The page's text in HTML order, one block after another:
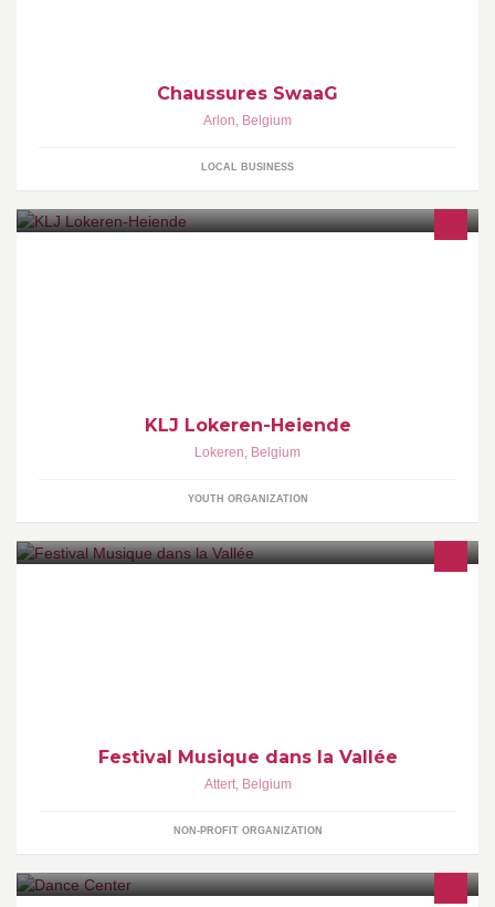
Chaussures SwaaG
Arlon, Belgium
LOCAL BUSINESS
KLJ Lokeren-Heiende
Lokeren, Belgium
YOUTH ORGANIZATION
Festival Musique dans la Vallée
Attert, Belgium
NON-PROFIT ORGANIZATION